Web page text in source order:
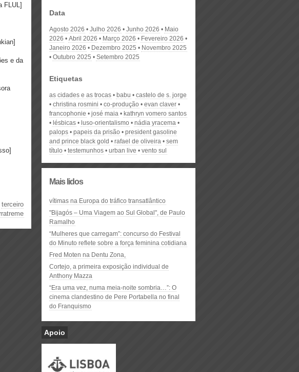
FLUL]
e da
terceiro
Data
Agosto 2026 Julho 2026 Junho 2026
Maio
2026
Abril 2026 Março 2026
Fevereiro 2026
Janeiro 2026
Dezembro 2025
Novembro 2025
Outubro 2025
Setembro 2025
Etiquetas
as cidades e as trocas babu
castelo de s. jorge
christina rosmini
co-produção
evan claver
francophonie
josé maia
kathryn vomero santos
lésbicas
luso-orientalismo
nádia yracema
palops
papeis da prisão
president gasoline
and prince black gold
rafael de oliveira
sem
título
testemunhos urban live vento sul
Mais lidos
vítimas na Europa do tráfico transatlântico
"Bijagós – Uma Viagem ao Sul Global", de Paulo
Ramalho
“Mulheres que carregam”: concurso do Festival
do Minuto reflete sobre a força feminina cotidiana
Fred Moten na Dentu Zona,
Cortejo, a primeira exposição individual de
Anthony Mazza
“Era uma vez, numa meia-noite sombria…”: O
cinema clandestino de Pere Portabella no final
do Franquismo
Apoio